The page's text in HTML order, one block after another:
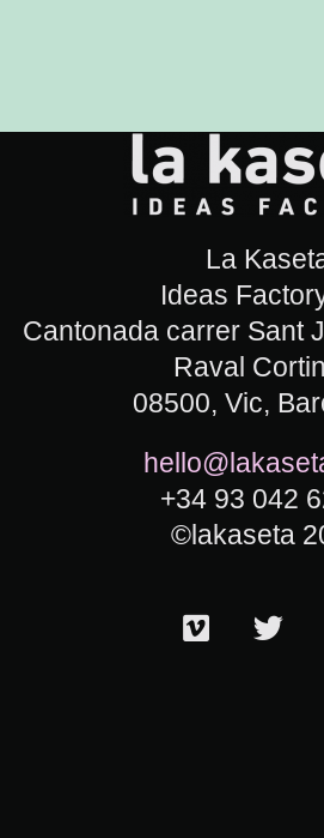
La
Ideas
Cantonada carrer Sant
Raval
08500, Vic,
+34 93 042
©lakaseta